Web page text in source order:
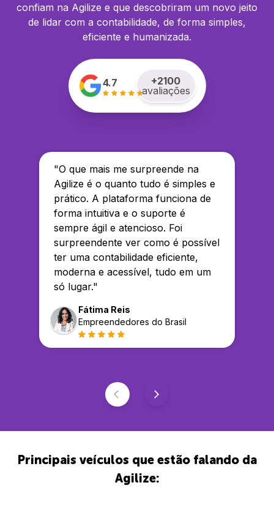
confiam na Agilize e que descobriram um novo jeito
de lidar com a contabilidade, de forma simples,
eficiente e humanizada.
4.7 +2100
avaliações
"O que mais me surpreende na
Agilize é o quanto tudo é simples e
prático. A plataforma funciona de
forma intuitiva e o suporte é
sempre ágil e atencioso. Foi
surpreendente ver como é possível
ter uma contabilidade eficiente,
moderna e acessível, tudo em um
só lugar."
Fátima Reis
Empreendedores do Brasil
Principais veículos que estão falando da
Agilize: